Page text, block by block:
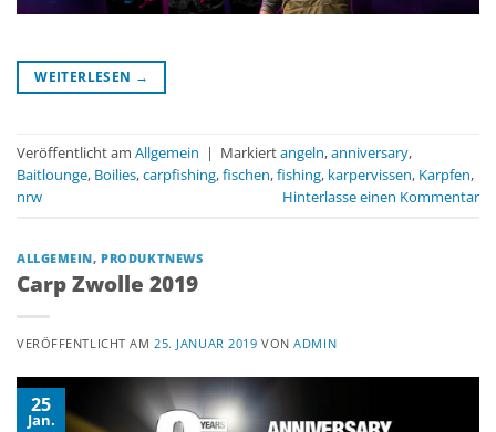
WEITERLESEN →
Veröffentlicht am Allgemein | Markiertangeln,anniversary,
Baitlounge, Boilies,carpfishing,fischen,fishing, karpervissen, Karpfen,
nrw
Hinterlasse einen Kommentar
ALLGEMEIN,PRODUKTNEWS
Carp Zwolle 2019
VERÖFFENTLICHT AM 25. JANUAR 2019 VONADMIN
25
Jan.